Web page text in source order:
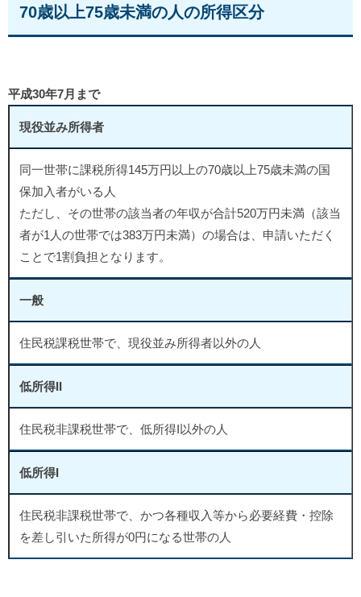
70歳以上75歳未満の人の所得区分
平成30年7月まで
現役並み所得者
同一世帯に課税所得145万円以上の70歳以上75歳未満の国
保加入者がいる人
ただし、その世帯の該当者の年収が合計520万円未満（該当
者が1人の世帯では383万円未満）の場合は、申請いただく
ことで1割負担となります。
一般
住民税課税世帯で、現役並み所得者以外の人
低所得II
住民税非課税世帯で、低所得I以外の人
低所得I
住民税非課税世帯で、かつ各種収入等から必要経費・控除
を差し引いた所得が0円になる世帯の人